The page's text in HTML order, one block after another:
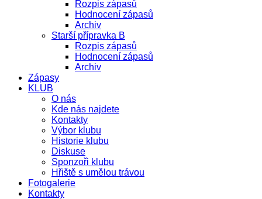
Rozpis zápasů
Hodnocení zápasů
Archiv
Starší přípravka B
Rozpis zápasů
Hodnocení zápasů
Archiv
Zápasy
KLUB
O nás
Kde nás najdete
Kontakty
Výbor klubu
Historie klubu
Diskuse
Sponzoři klubu
Hřiště s umělou trávou
Fotogalerie
Kontakty